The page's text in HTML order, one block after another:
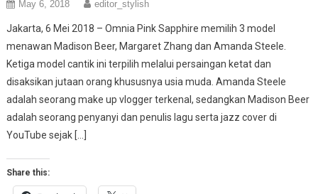
May 6, 2018 editor_stylish
Jakarta, 6 Mei 2018 – Omnia Pink Sapphire memilih 3 model
menawan Madison Beer, Margaret Zhang dan Amanda Steele.
Ketiga model cantik ini terpilih melalui persaingan ketat dan
disaksikan jutaan orang khususnya usia muda. Amanda Steele
adalah seorang make up vlogger terkenal, sedangkan Madison Beer
adalah seorang penyanyi dan penulis lagu serta jazz cover di
YouTube sejak […]
Share this: